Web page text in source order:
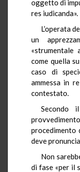
oggetto di
res iudicanda».
L’operata
un
«strumentale
come quella
caso di
ammessa in
contestato.
Secondo
procedimento
deve
Non
di fase «per il